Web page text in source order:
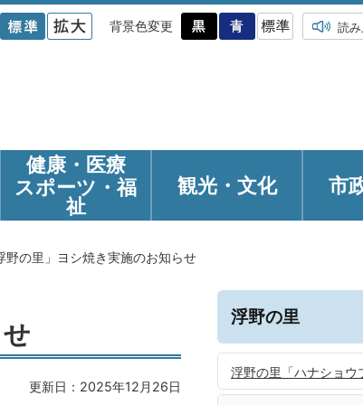
背景色変更 読
健康・医療
スポーツ・福
祉
観光・ 文化 市
野の里」ヨシ焼き実施のお知らせ
更新日：2025年12月26日
浮野の里
浮野の里「ハナショウ